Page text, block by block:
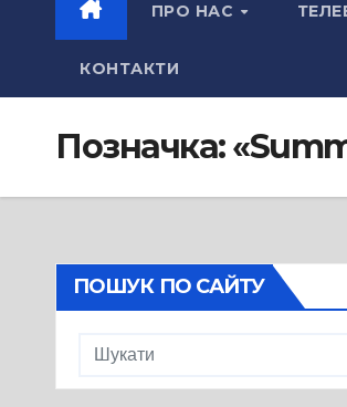
ПРО НАС
КОНТАКТИ
Позначка:
ПОШУК ПО САЙТУ